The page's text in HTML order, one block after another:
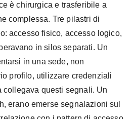
è chirurgica e trasferibile a
complessa. Tre pilastri di
accesso fisico, accesso logico,
in silos separati. Un
in una sede, non
profilo, utilizzare credenziali
collegava questi segnali. Un
erano emerse segnalazioni sul